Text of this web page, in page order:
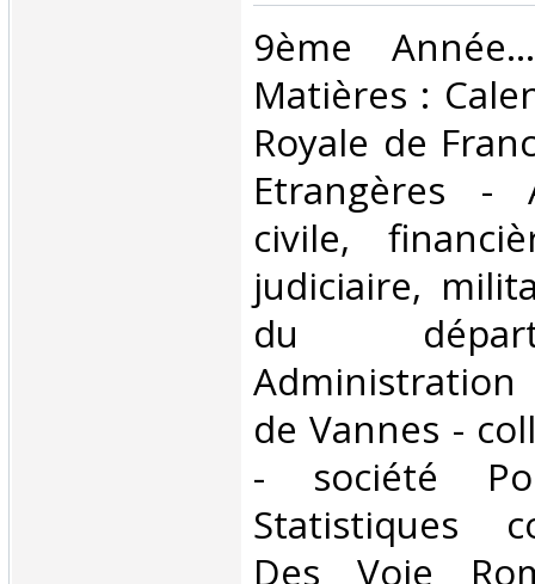
‎9ème
Matières :
Royale de
Etrangères -
civile,
judiciaire,
du
de Vannes -
- société
Statistiques
Des Voie